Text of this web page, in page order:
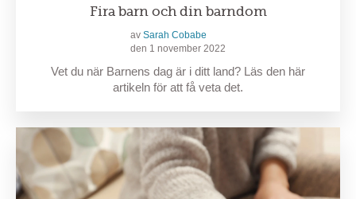
Fira barn och din barndom
av Sarah Cobabe
den 1 november 2022
Vet du när Barnens dag är i ditt land? Läs den här
artikeln för att få veta det.